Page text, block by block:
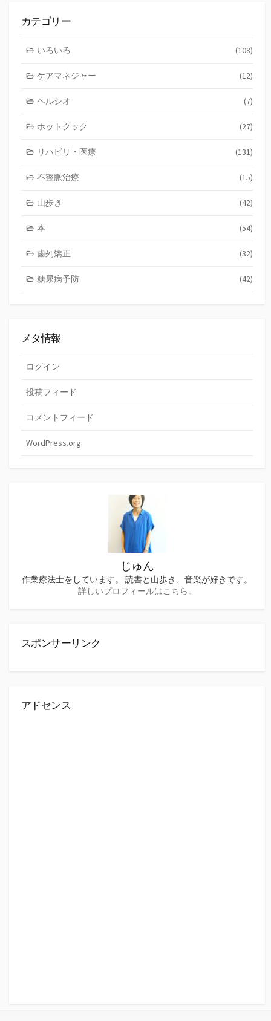
記
カテゴリー
いろいろ (108)
ケアマネジャー (12)
ヘルシオ (7)
ホットクック (27)
リハビリ・医療 (131)
不整脈治療 (15)
山歩き (42)
本 (54)
歯列矯正 (32)
糖尿病予防 (42)
メタ情報
ログイン
投稿フィード
コメントフィード
WordPress.org
じゅん
作業療法士をしています。 読書と山歩き、音楽が好きです。
詳しいプロフィールはこちら。
スポンサーリンク
アドセンス